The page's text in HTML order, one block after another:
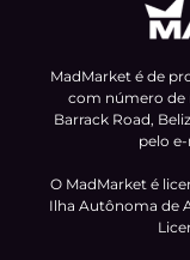
MadMarket é de
com número de
Barrack Road,
pelo
O MadMarket é
Ilha Autônoma de